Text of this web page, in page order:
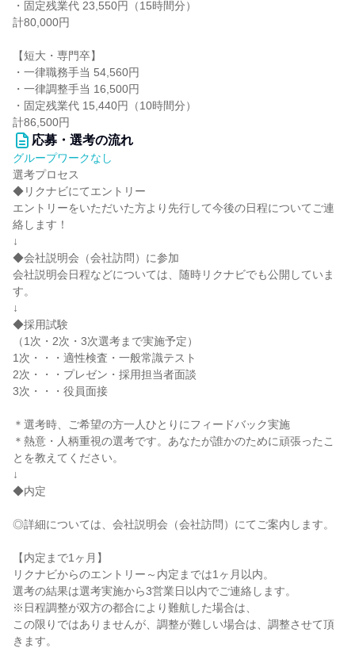
・固定残業代 23,550円（15時間分）
計80,000円
【短大・専門卒】
・一律職務手当 54,560円
・一律調整手当 16,500円
・固定残業代 15,440円（10時間分）
計86,500円
応募・選考の流れ
グループワークなし
選考プロセス
◆リクナビにてエントリー
エントリーをいただいた方より先行して今後の日程についてご連
絡します！
↓
◆会社説明会（会社訪問）に参加
会社説明会日程などについては、随時リクナビでも公開していま
す。
↓
◆採用試験
（1次・2次・3次選考まで実施予定）
1次・・・適性検査・一般常識テスト
2次・・・プレゼン・採用担当者面談
3次・・・役員面接
＊選考時、ご希望の方一人ひとりにフィードバック実施
＊熱意・人柄重視の選考です。あなたが誰かのために頑張ったこ
とを教えてください。
↓
◆内定
◎詳細については、会社説明会（会社訪問）にてご案内します。
【内定まで1ヶ月】
リクナビからのエントリー～内定までは1ヶ月以内。
選考の結果は選考実施から3営業日以内でご連絡します。
※日程調整が双方の都合により難航した場合は、
この限りではありませんが、調整が難しい場合は、調整させて頂
きます。